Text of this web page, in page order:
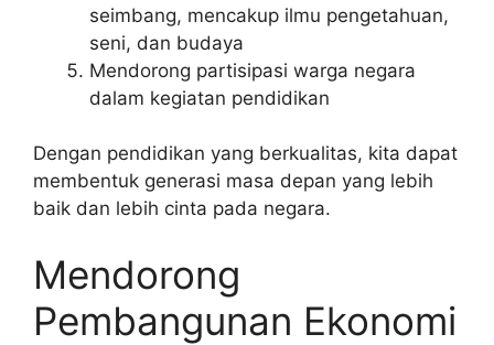
seimbang, mencakup ilmu pengetahuan,
seni, dan budaya
Mendorong partisipasi warga negara
dalam kegiatan pendidikan
Dengan pendidikan yang berkualitas, kita dapat
membentuk generasi masa depan yang lebih
baik dan lebih cinta pada negara.
Mendorong
Pembangunan Ekonomi